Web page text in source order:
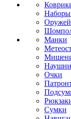
Наборы
Манки
Очки
Сумки